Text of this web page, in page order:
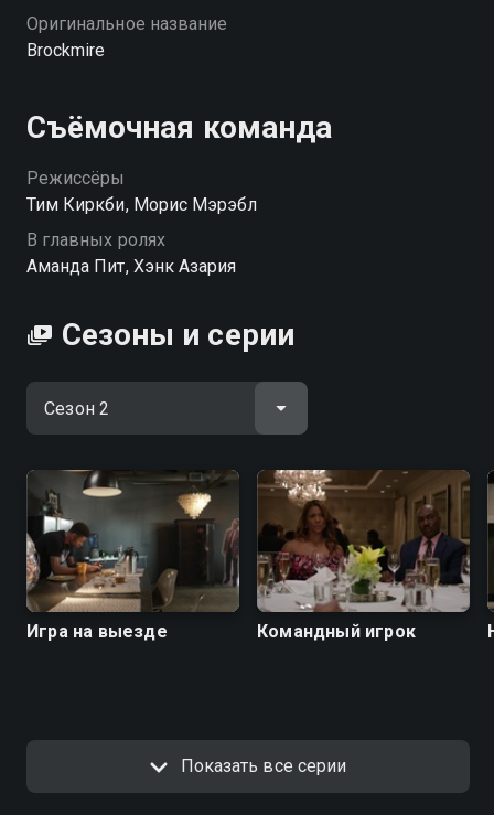
Оригинальное название
Brockmire
Съёмочная команда
Режиссёры
Тим Киркби, Морис Мэрэбл
В главных ролях
Аманда Пит, Хэнк Азария
Сезоны и серии
Игра на выезде Командный игрок
Показать все серии